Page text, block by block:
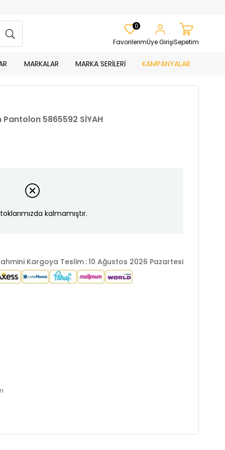
Favorilerim
0
Üye GirişiSepetim
MARKALAR MARKA SERİLERİ KAMPANYALAR
Pantolon 5865592 SİYAH
kalmamıştır.
Kargoya Teslim :10 Ağustos 2026 Pazartesi